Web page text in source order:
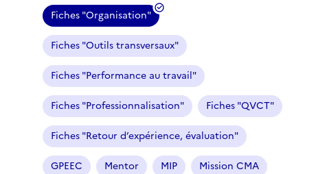
Fiches "Organisation"
(
f
i
l
t
r
e
s
é
Fiches "Outils transversaux"
Fiches "Performance au travail"
Fiches "Professionnalisation" Fiches "QVCT"
Fiches "Retour d’expérience, évaluation"
GPEEC Mentor MIP Mission CMA